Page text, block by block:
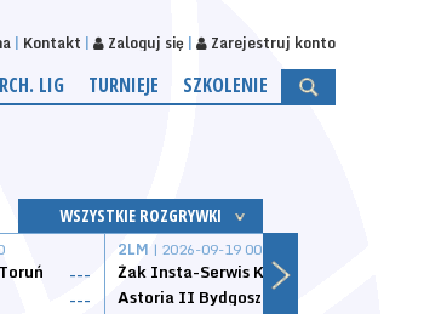
Kontakt Zaloguj się Zarejestruj konto
LIG TURNIEJE SZKOLENIE
WSZYSTKIE ROZGRYWKI
---
---
2LM | 2026-09-19 00:00
Żak Insta-Serwis Koszalin
Astoria II Bydgoszcz